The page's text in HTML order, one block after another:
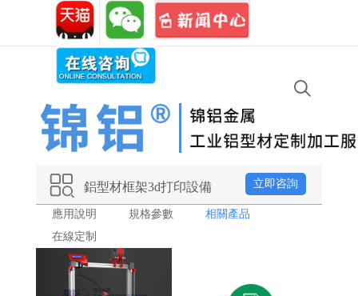
免費熱
67723455
鋁型材框架3d打印設備 立即咨詢
應用說明 規格參數
相關產品
在線定制